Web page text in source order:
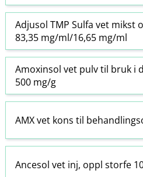
Adjusol TMP Sulfa vet mikst
83,35 mg/ml/16,65 mg/ml
Amoxinsol vet pulv til bruk i
500 mg/g
AMX vet kons til
Ancesol vet inj, oppl storfe